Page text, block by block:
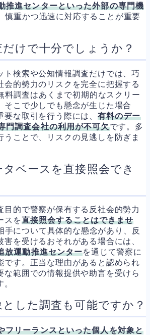
推進センターといった外部の専門機
慎重かつ迅速に対応することが重要
けで十分でしょうか？
ト検索や公知情報調査だけでは、巧
会的勢力のリスクを完全に把握する
料調査はあくまで初期的なスクリー
そこで少しでも懸念が生じた場合
な取引を行う際には、 有料のデー
門調査会社の利用が不可欠です。多
うことで、リスクの見逃しを防ぎま
ベースを直接照会でき
目的で警察が保有する反社会的勢力
スを直接照会することはできませ
手について具体的な懸念があり、反
害を受けるおそれがある場合には、
放運動推進センターを通じて警察に
です。正当な理由があると認められ
な範囲での情報提供や助言を受けら
した調査も可能ですか？
フリーランスといった個人を対象と